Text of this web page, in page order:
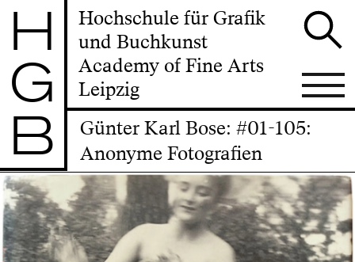
H
G
B
Hochschule für Grafik
und Buchkunst
Academy of Fine Arts
Leipzig
Günter Karl Bose: #01-105:
Anonyme Fotografien